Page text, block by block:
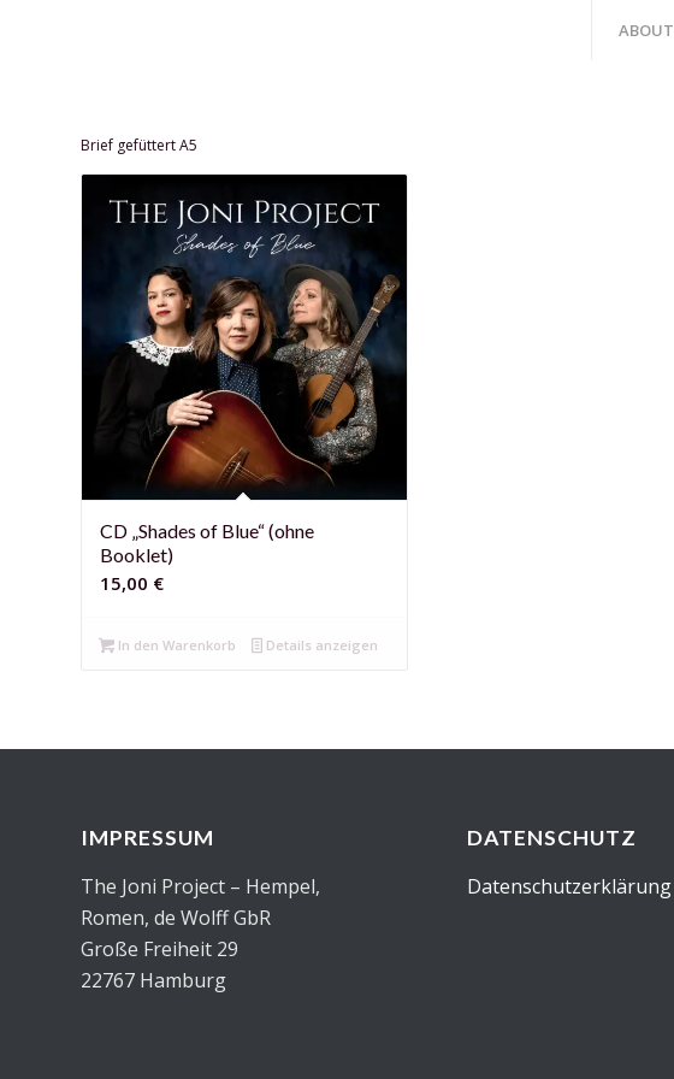
ABOUT
Brief gefüttert A5
CD „Shades of Blue“ (ohne
Booklet)
15,00 €
In den Warenkorb Details anzeigen
IMPRESSUM
The Joni Project – Hempel,
Romen, de Wolff GbR
Große Freiheit 29
22767 Hamburg
DATENSCHUTZ
Datenschutzerklärung